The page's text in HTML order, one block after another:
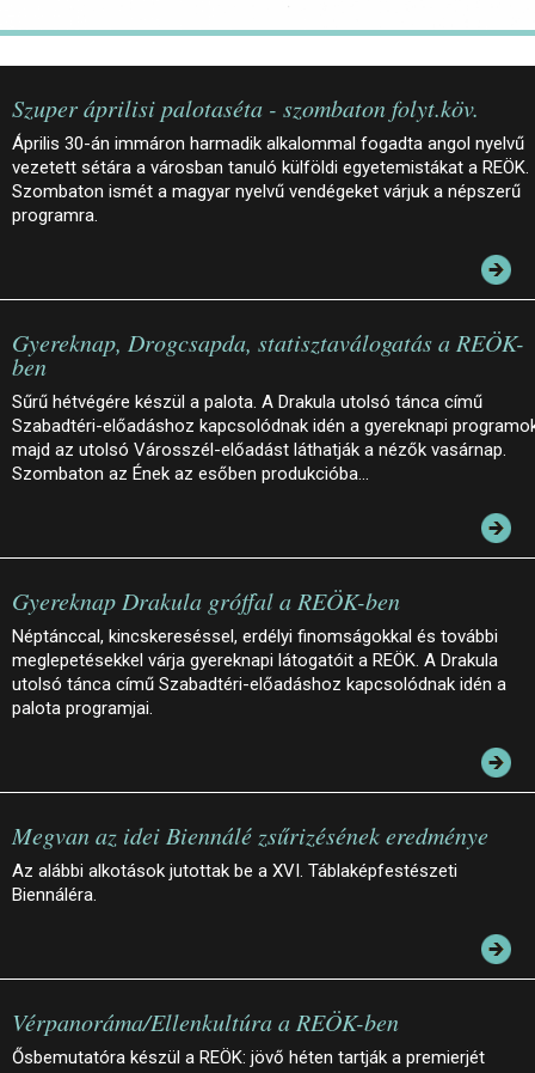
Szuper áprilisi palotaséta - szombaton folyt.köv.
Április 30-án immáron harmadik alkalommal fogadta angol nyelvű
vezetett sétára a városban tanuló külföldi egyetemistákat a REÖK.
Szombaton ismét a magyar nyelvű vendégeket várjuk a népszerű
programra.
Gyereknap, Drogcsapda, statisztaválogatás a REÖK-
ben
Sűrű hétvégére készül a palota. A Drakula utolsó tánca című
Szabadtéri-előadáshoz kapcsolódnak idén a gyereknapi
majd az utolsó Városszél-előadást láthatják a nézők vasárnap.
Szombaton az Ének az esőben produkcióba…
Gyereknap Drakula gróffal a REÖK-ben
Néptánccal, kincskereséssel, erdélyi finomságokkal és további
meglepetésekkel várja gyereknapi látogatóit a REÖK. A Drakula
utolsó tánca című Szabadtéri-előadáshoz kapcsolódnak idén a
palota programjai.
Megvan az idei Biennálé zsűrizésének eredménye
Az alábbi alkotások jutottak be a XVI. Táblaképfestészeti
Biennáléra.
Vérpanoráma/Ellenkultúra a REÖK-ben
Ősbemutatóra készül a REÖK: jövő héten tartják a premierjét